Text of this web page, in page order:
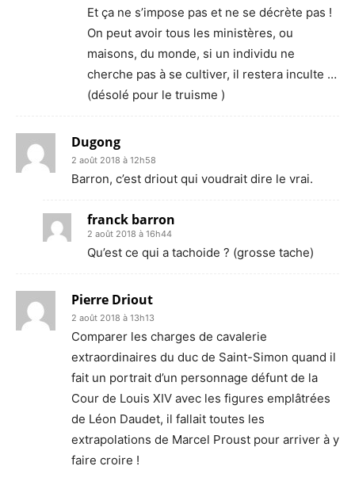
Et ça ne s’impose pas et ne se décrète pas !
On peut avoir tous les ministères, ou
maisons, du monde, si un individu ne
cherche pas à se cultiver, il restera inculte …
(désolé pour le truisme )
Dugong
2 août 2018 à 12h58
Barron, c’est driout qui voudrait dire le vrai.
franck barron
2 août 2018 à 16h44
Qu’est ce qui a tachoide ? (grosse tache)
Pierre Driout
2 août 2018 à 13h13
Comparer les charges de cavalerie
extraordinaires du duc de Saint-Simon quand il
fait un portrait d’un personnage défunt de la
Cour de Louis XIV avec les figures emplâtrées
de Léon Daudet, il fallait toutes les
extrapolations de Marcel Proust pour arriver à y
faire croire !